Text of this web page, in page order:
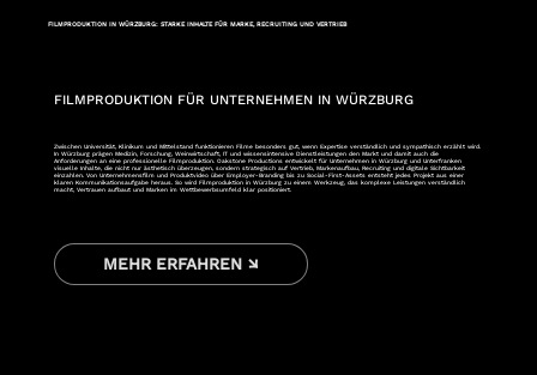
FILMPRODUKTION IN WÜRZBURG: STARKE INHALTE FÜR MARKE, RECRUITING UND VERTRIEB
FILMPRODUKTION FÜR UNTERNEHMEN IN WÜRZBURG
Zwischen Universität, Klinikum und Mittelstand funktionieren Filme besonders gut, wenn Expertise verständlich und sympathisch erzählt wird.
In Würzburg prägen Medizin, Forschung, Weinwirtschaft, IT und wissensintensive Dienstleistungen den Markt und damit auch die
Anforderungen an eine professionelle Filmproduktion. Oakstone Productions entwickelt für Unternehmen in Würzburg und Unterfranken
visuelle Inhalte, die nicht nur ästhetisch überzeugen, sondern strategisch auf Vertrieb, Markenaufbau, Recruiting und digitale Sichtbarkeit
einzahlen. Von Unternehmensfilm und Produktvideo über Employer-Branding bis zu Social-First-Assets entsteht jedes Projekt aus einer
klaren Kommunikationsaufgabe heraus. So wird Filmproduktion in Würzburg zu einem Werkzeug, das komplexe Leistungen verständlich
macht, Vertrauen aufbaut und Marken im Wettbewerbsumfeld klar positioniert.
MEHR ERFAHREN ↘